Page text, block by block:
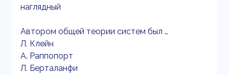
наглядный
Автором общей теории систем был …
Л. Клейн
А. Раппопорт
Л. Берталанфи